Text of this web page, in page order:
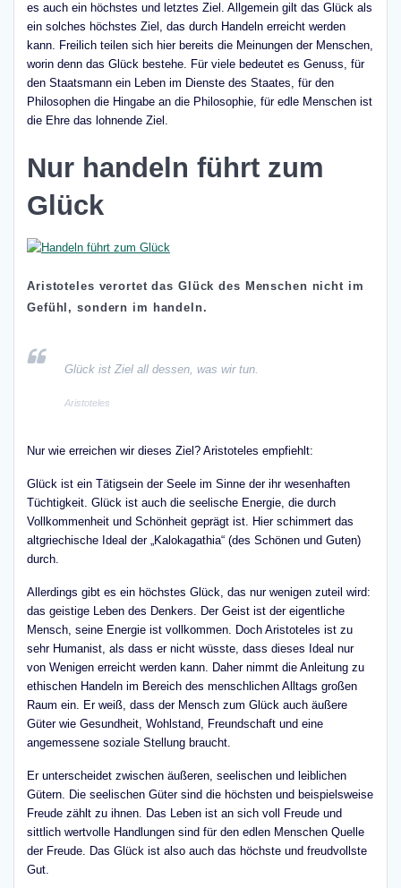
es auch ein höchstes und letztes Ziel. Allgemein gilt das Glück als
ein solches höchstes Ziel, das durch Handeln erreicht werden
kann. Freilich teilen sich hier bereits die Meinungen der Menschen,
worin denn das Glück bestehe. Für viele bedeutet es Genuss, für
den Staatsmann ein Leben im Dienste des Staates, für den
Philosophen die Hingabe an die Philosophie, für edle Menschen ist
die Ehre das lohnende Ziel.
Nur handeln führt zum
Glück
Aristoteles verortet das Glück des Menschen nicht im
Gefühl, sondern im handeln.
Glück ist Ziel all dessen, was wir tun.
Aristoteles
Nur wie erreichen wir dieses Ziel? Aristoteles empfiehlt:
Glück ist ein Tätigsein der Seele im Sinne der ihr wesenhaften
Tüchtigkeit. Glück ist auch die seelische Energie, die durch
Vollkommenheit und Schönheit geprägt ist. Hier schimmert das
altgriechische Ideal der „Kalokagathia“ (des Schönen und Guten)
durch.
Allerdings gibt es ein höchstes Glück, das nur wenigen zuteil wird:
das geistige Leben des Denkers. Der Geist ist der eigentliche
Mensch, seine Energie ist vollkommen. Doch Aristoteles ist zu
sehr Humanist, als dass er nicht wüsste, dass dieses Ideal nur
von Wenigen erreicht werden kann. Daher nimmt die Anleitung zu
ethischen Handeln im Bereich des menschlichen Alltags großen
Raum ein. Er weiß, dass der Mensch zum Glück auch äußere
Güter wie Gesundheit, Wohlstand, Freundschaft und eine
angemessene soziale Stellung braucht.
Er unterscheidet zwischen äußeren, seelischen und leiblichen
Gütern. Die seelischen Güter sind die höchsten und beispielsweise
Freude zählt zu ihnen. Das Leben ist an sich voll Freude und
sittlich wertvolle Handlungen sind für den edlen Menschen Quelle
der Freude. Das Glück ist also auch das höchste und freudvollste
Gut.